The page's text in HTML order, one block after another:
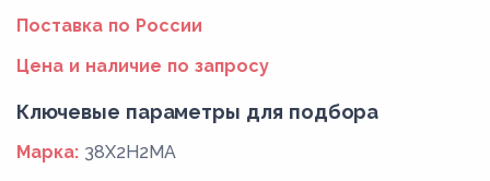
Поставка по России
Цена и наличие по запросу
Ключевые параметры для подбора
Марка: 38Х2Н2МА